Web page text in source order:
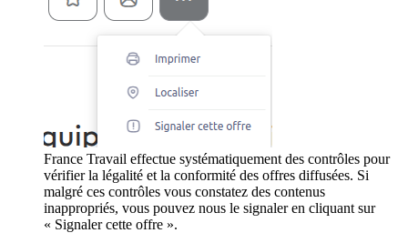
France Travail effectue systématiquement des contrôles pour
vérifier la légalité et la conformité des offres diffusées. Si
malgré ces contrôles vous constatez des contenus
inappropriés, vous pouvez nous le signaler en cliquant sur
« Signaler cette offre ».